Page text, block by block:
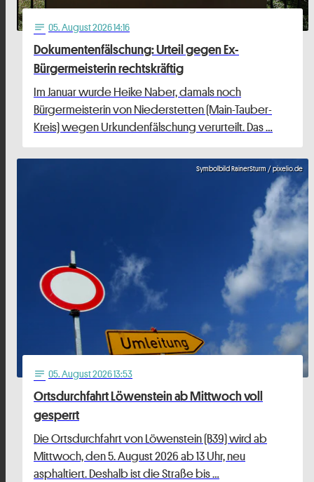
notes 05. August 2026 14:16
Dokumentenfälschung: Urteil gegen Ex-
Bürgermeisterin rechtskräftig
Im Januar wurde Heike Naber, damals noch
Bürgermeisterin von Niederstetten (Main-Tauber-
Kreis) wegen Urkundenfälschung verurteilt. Das …
Symbolbild RainerSturm / pixelio.de
notes 05. August 2026 13:53
Ortsdurchfahrt Löwenstein ab Mittwoch voll
gesperrt
Die Ortsdurchfahrt von Löwenstein (B39) wird ab
Mittwoch, den 5. August 2026 ab 13 Uhr, neu
asphaltiert. Deshalb ist die Straße bis …